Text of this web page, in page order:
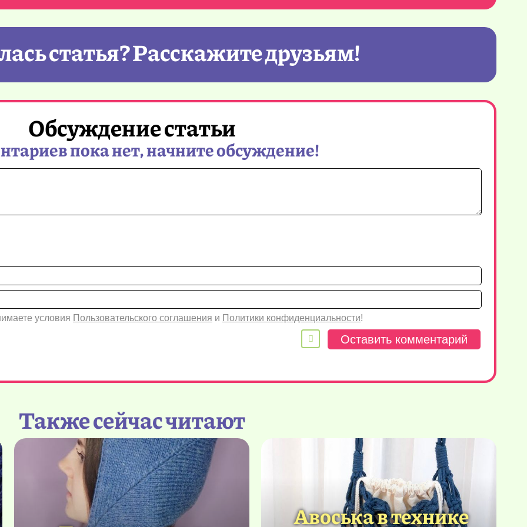
статья? Расскажите друзьям!
Обсуждение статьи
пока нет, начните обсуждение!
Имя*
Email
условия Пользовательского соглашения и Политики конфиденциальности!
Также сейчас читают
Авоська в технике